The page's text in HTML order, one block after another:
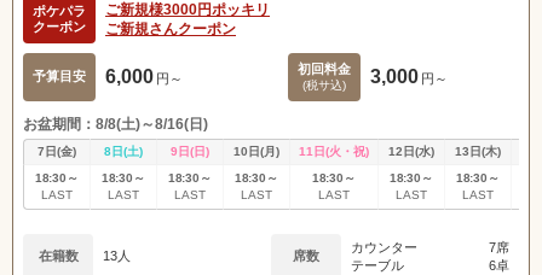
ポケパラ
クーポン
ご新規様3000円ポッキリ
ご新規さんクーポン
予算目安 6,000 円～
初回料金
(税サ込) 3,000 円～
お盆期間：8/8(土)～8/16(日)
7日(金) 8日(土) 9日(日) 10日(月) 11日(火・祝) 12日(水) 13日(木)
18:30～
LAST
18:30～
LAST
18:30～
LAST
18:30～
LAST
18:30～
LAST
18:30～
LAST
18:30～
LAST
在籍数 13人 席数
カウンター
7席
テーブル
6卓